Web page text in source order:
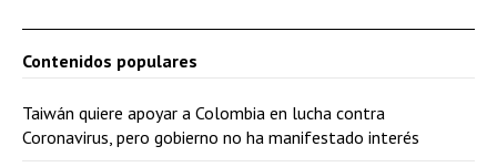
Contenidos populares
Taiwán quiere apoyar a Colombia en lucha contra
Coronavirus, pero gobierno no ha manifestado interés